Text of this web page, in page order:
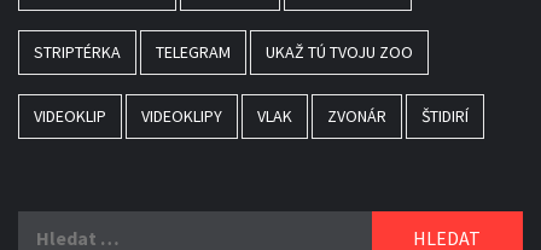
STRIPTÉRKA TELEGRAM UKAŽ TÚ TVOJU ZOO
VIDEOKLIP VIDEOKLIPY VLAK ZVONÁR ŠTIDIRÍ